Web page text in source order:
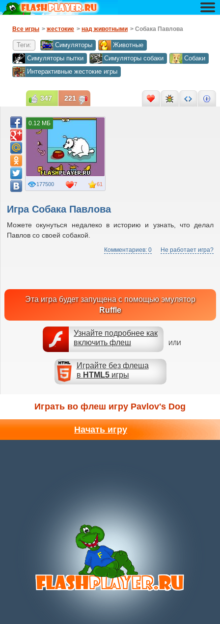
Все игры > жестокие > над животными > Собака Павлова
Теги: Симуляторы
Животные
Симуляторы пытки
Симуляторы собаки
Собаки
Интерактивные жестокие игры
Игра Собака Павлова
Можете окунуться недалеко в историю и узнать, что делал
Павлов со своей собакой.
Комментариев: 0 Не работает игра?
Эта игра будет запущена с помощью эмулятор
Ruffle
Узнайте подробнее как
включить флеш
ИЛИ
Играйте без флеша
в HTML5игры
61
177500 7
0.12 МБ
347 221
Играть во флеш игру Pavlov's Dog
Начать игру